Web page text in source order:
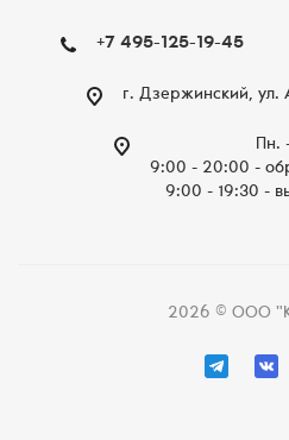
+7 495-125-19-45
г. Дзержинский, ул.
Пн.
9:00 - 20:00 -
9:00 - 19:30 -
2026 © ООО